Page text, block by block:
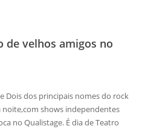
velhos amigos no
Dois dos principais nomes do rock
noite,com shows independentes
no Qualistage. É dia de Teatro